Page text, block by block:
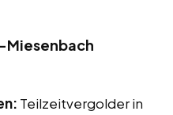
Miesenbach
Teilzeitvergolder in